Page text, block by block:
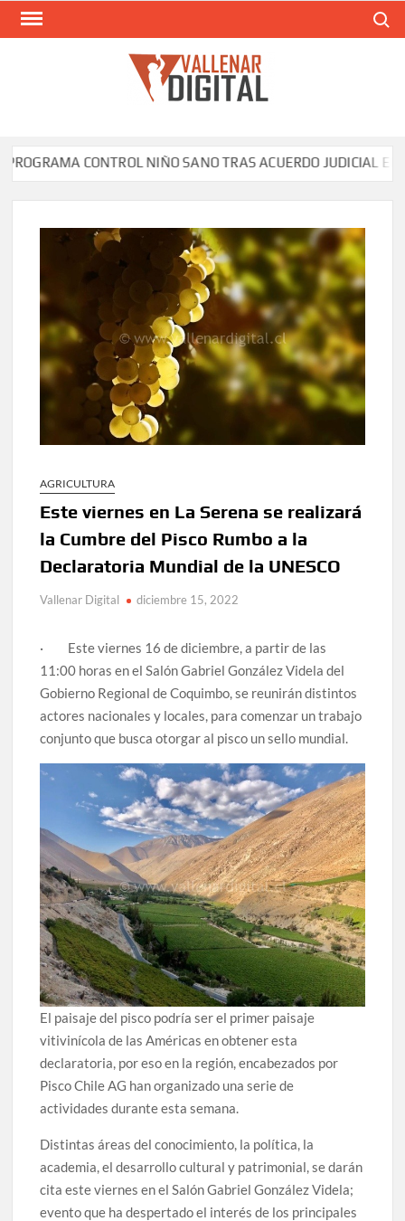
Saltar
CONTROL NIÑO SANO TRAS ACUERDO JUDICIAL ENTRE
AGRICULTURA
Este viernes en La Serena se realizará
la Cumbre del Pisco Rumbo a la
Declaratoria Mundial de la UNESCO
Vallenar Digital diciembre 15, 2022
· Este viernes 16 de diciembre, a partir de las
11:00 horas en el Salón Gabriel González Videla del
Gobierno Regional de Coquimbo, se reunirán distintos
actores nacionales y locales, para comenzar un trabajo
conjunto que busca otorgar al pisco un sello mundial.
El paisaje del pisco podría ser el primer paisaje
vitivinícola de las Américas en obtener esta
declaratoria, por eso en la región, encabezados por
Pisco Chile AG han organizado una serie de
actividades durante esta semana.
Distintas áreas del conocimiento, la política, la
academia, el desarrollo cultural y patrimonial, se darán
cita este viernes en el Salón Gabriel González Videla;
evento que ha despertado el interés de los principales